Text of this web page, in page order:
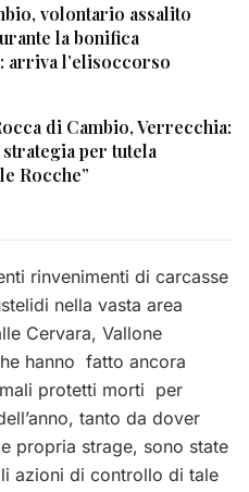
volontario assalito
la bonifica
arriva l’elisoccorso
di Cambio, Verrecchia:
strategia per tutela
Rocche”
rinvenimenti di carcasse
nella vasta area
Cervara, Vallone
hanno fatto ancora
protetti morti per
tanto da dover
propria strage, sono state
azioni di controllo di tale